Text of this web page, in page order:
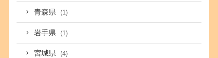
青森県 (1)
岩手県 (1)
宮城県 (4)